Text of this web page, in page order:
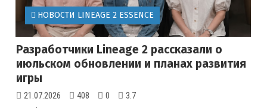
НОВОСТИ LINEAGE 2 ESSENCE
Разработчики Lineage 2 рассказали о
июльском обновлении и планах развития
игры
21.07.2026 408 0 3.7